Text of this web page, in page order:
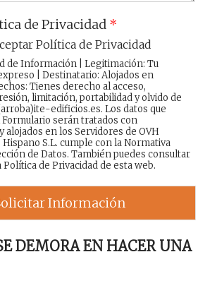
de Privacidad *
Política de Privacidad
de Información | Legitimación: Tu
| Destinatario: Alojados en
Tienes derecho al acceso,
limitación, portabilidad y olvido de
edificios.es. Los datos que
serán tratados con
alojados en los Servidores de OVH
Hispano S.L. cumple con la Normativa
de Datos. También puedes consultar
Política de Privacidadde esta web.
Información
DEMORA EN HACER UNA